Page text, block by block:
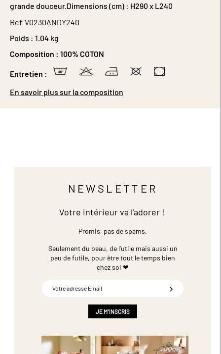
grande douceur.Dimensions (cm) : H290 x L240
Ref V0230ANDY240
Poids : 1.04 kg
Composition : 100% COTON
Entretien :
En savoir plus sur la composition
NEWSLETTER
Votre intérieur va l'adorer !
Promis, pas de spams.
Seulement du beau, de l'utile mais aussi un
peu de futile, pour être tout le temps bien
chez soi ❤
JE M'INSCRIS